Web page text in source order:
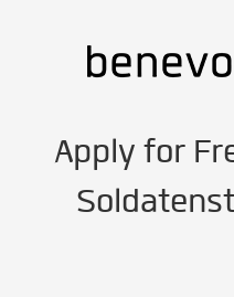
Apply for